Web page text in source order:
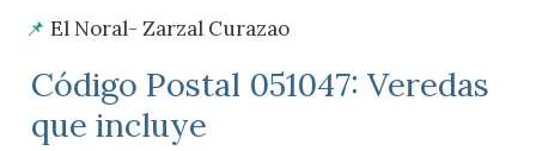
El Noral- Zarzal Curazao
Código Postal 051047: Veredas
que incluye